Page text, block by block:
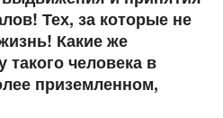
Тех, за которые не
Какие же
человека в
приземленном,